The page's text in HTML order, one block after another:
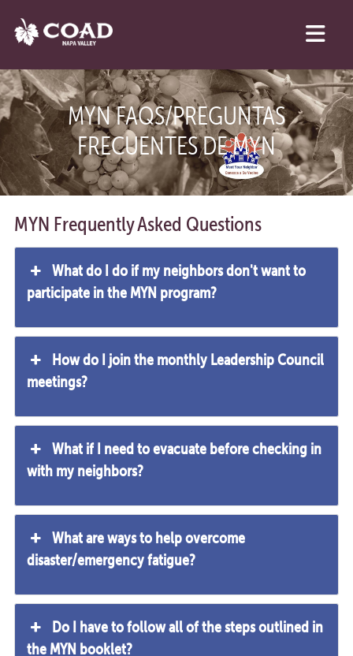
MYN FAQS/PREGUNTAS
FRECUENTES DE MYN
MYN Frequently Asked Questions
What do I do if my neighbors don't want to
participate in the MYN program?
How do I join the monthly Leadership Council
meetings?
What if I need to evacuate before checking in
with my neighbors?
What are ways to help overcome
disaster/emergency fatigue?
Do I have to follow all of the steps outlined in
the MYN booklet?